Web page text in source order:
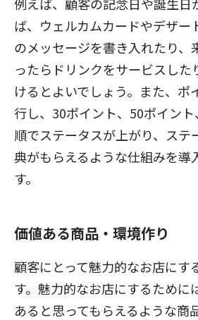
ば、ウェルカムカードやデザー
のメッセージを書き入れたり、
ったらドリンクをサービスした
けるとよいでしょう。また、ポ
行し、30ポイント、50ポイン
順でステータスが上がり、ステ
典がもらえるような仕組みを導
す。
価値ある商品・環境作り
顧客にとって魅力的なお店にす
す。魅力的なお店にするために
あると思ってもらえるような商